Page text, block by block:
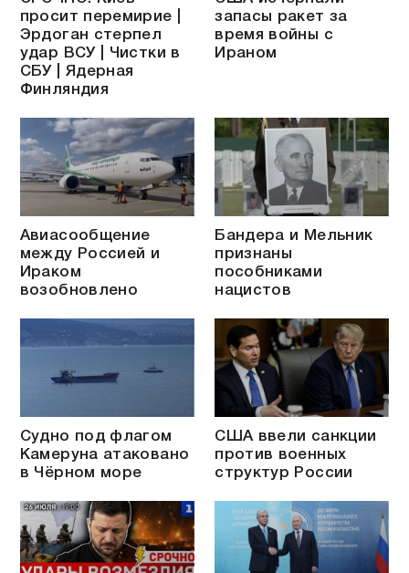
просит перемирие |
Эрдоган стерпел
удар ВСУ | Чистки в
СБУ | Ядерная
Финляндия
запасы ракет за
время войны с
Ираном
Авиасообщение
между Россией и
Ираком
возобновлено
Бандера и Мельник
признаны
пособниками
нацистов
Судно под флагом
Камеруна атаковано
в Чёрном море
США ввели санкции
против военных
структур России